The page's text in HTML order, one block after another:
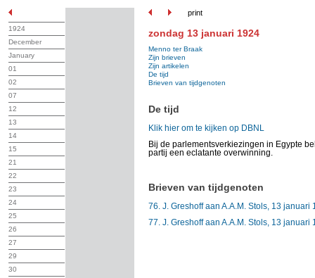
print
1924
December
January
01
02
07
12
13
14
15
21
22
23
24
25
26
27
29
30
zondag 13 januari 1924
Menno ter Braak
Zijn brieven
Zijn artikelen
De tijd
Brieven van tijdgenoten
De tijd
Klik hier om te kijken op DBNL
Bij de parlementsverkiezingen in Egypte
partij een eclatante overwinning.
Brieven van tijdgenoten
76. J. Greshoff aan A.A.M. Stols, 13 januari
77. J. Greshoff aan A.A.M. Stols, 13 januari